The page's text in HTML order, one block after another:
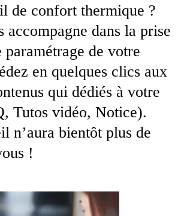
de confort thermique ?
dans la prise
paramétrage de votre
en quelques clics aux
qui dédiés à votre
Tutos vidéo, Notice).
n’aura bientôt plus de
!